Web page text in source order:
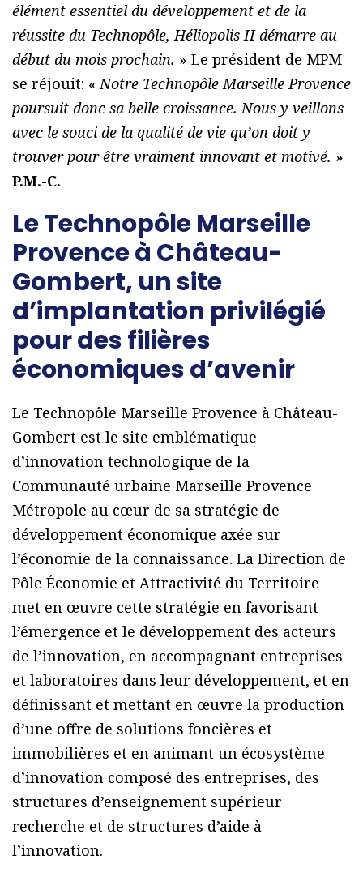
élément essentiel du développement et de la
réussite du Technopôle, Héliopolis II démarre au
début du mois prochain. » Le président de MPM
se réjouit: «Notre Technopôle Marseille Provence
poursuit donc sa belle croissance. Nous y veillons
avec le souci de la qualité de vie qu’on doit y
trouver pour être vraiment innovant et motivé. »
P.M.-C.
Le Technopôle Marseille
Provence à Château-
Gombert, un site
d’implantation privilégié
pour des filières
économiques d’avenir
Le Technopôle Marseille Provence à Château-
Gombert est le site emblématique
d’innovation technologique de la
Communauté urbaine Marseille Provence
Métropole au cœur de sa stratégie de
développement économique axée sur
l’économie de la connaissance. La Direction de
Pôle Économie et Attractivité du Territoire
met en œuvre cette stratégie en favorisant
l’émergence et le développement des acteurs
de l’innovation, en accompagnant entreprises
et laboratoires dans leur développement, et en
définissant et mettant en œuvre la production
d’une offre de solutions foncières et
immobilières et en animant un écosystème
d’innovation composé des entreprises, des
structures d’enseignement supérieur
recherche et de structures d’aide à
l’innovation.